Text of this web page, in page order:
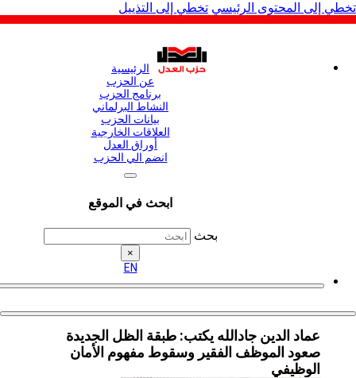
المحتوى الرئيسي تخطي إلى التذييل
الرئيسية
عن الحزب
برنامج الحزب
النشاط البرلماني
بيانات الحزب
العلاقات الخارجية
أوراق العدل
انضم الي الحزب
ابحث في الموقع
عماد الدين جادالله يكتب: طبقة الظل الجديدة
صعود الموظف الفقير وسقوط مفهوم الأمان
الوظيفي